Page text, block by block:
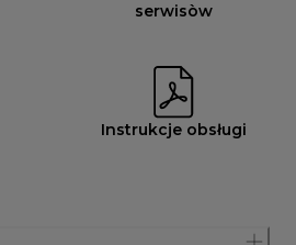
serwisòw
Instrukcje obsługi